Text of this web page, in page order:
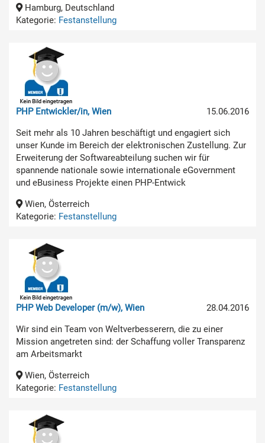
Hamburg, Deutschland
Kategorie: Festanstellung
15.06.2016
PHP Entwickler/in, Wien
Seit mehr als 10 Jahren beschäftigt und engagiert sich
unser Kunde im Bereich der elektronischen Zustellung. Zur
Erweiterung der Softwareabteilung suchen wir für
spannende nationale sowie internationale eGovernment
und eBusiness Projekte einen PHP-Entwick
Wien, Österreich
Kategorie: Festanstellung
28.04.2016
PHP Web Developer (m/w), Wien
Wir sind ein Team von Weltverbesserern, die zu einer
Mission angetreten sind: der Schaffung voller Transparenz
am Arbeitsmarkt
Wien, Österreich
Kategorie: Festanstellung